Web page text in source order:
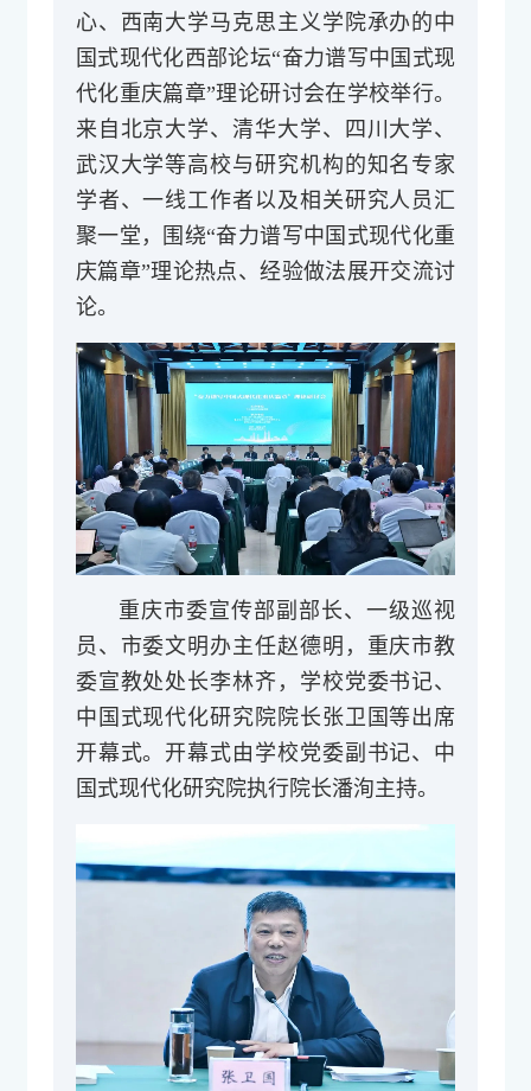
心、西南大学马克思主义学院承办的中
国式现代化西部论坛“奋力谱写中国式现
代化重庆篇章”理论研讨会在学校举行。
来自北京大学、清华大学、四川大学、
武汉大学等高校与研究机构的知名专家
学者、一线工作者以及相关研究人员汇
聚一堂，围绕“奋力谱写中国式现代化重
庆篇章”理论热点、经验做法展开交流讨
论。
重庆市委宣传部副部长、一级巡视
员、市委文明办主任赵德明，重庆市教
委宣教处处长李林齐，学校党委书记、
中国式现代化研究院院长张卫国等出席
开幕式。开幕式由学校党委副书记、中
国式现代化研究院执行院长潘洵主持。